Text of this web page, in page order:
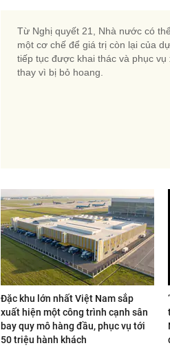
Từ Nghị quyết 21, Nhà nước có
một cơ chế để giá trị còn lại của
tiếp tục được khai thác và phục vụ
thay vì bị bỏ hoang.
Đặc khu lớn nhất Việt Nam sắp
xuất hiện một công trình cạnh sân
bay quy mô hàng đầu, phục vụ tới
50 triệu hành khách